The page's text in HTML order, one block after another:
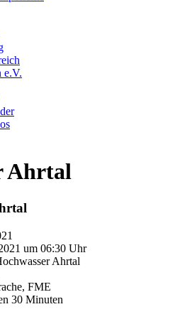
e.V.
Ahrtal
um 06:30 Uhr
Ahrtal
FME
30 Minuten